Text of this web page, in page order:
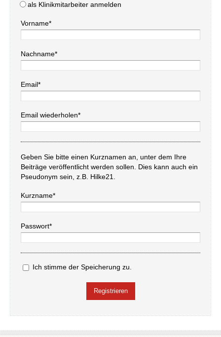
als Klinikmitarbeiter anmelden
Vorname*
Nachname*
Email*
Email wiederholen*
Geben Sie bitte einen Kurznamen an, unter dem Ihre
Beiträge veröffentlicht werden sollen. Dies kann auch ein
Pseudonym sein, z.B. Hilke21.
Kurzname*
Passwort*
Ich stimme der Speicherung zu.